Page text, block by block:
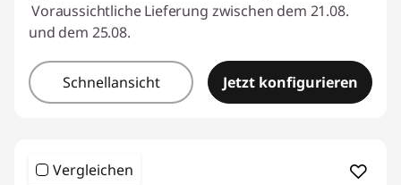
Voraussichtliche Lieferung zwischen dem 21.08.
und dem 25.08.
Schnellansicht Jetzt konfigurieren
Vergleichen